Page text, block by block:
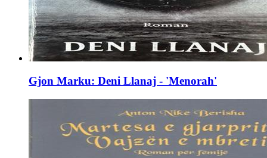
Gjon Marku: Deni Llanaj - 'Menorah'